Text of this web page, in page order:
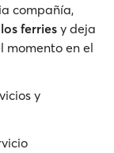
compañía,
ferries y deja
momento en el
y